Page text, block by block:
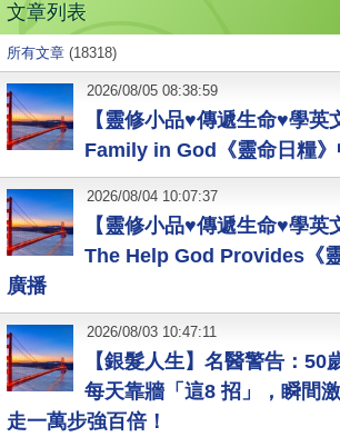
文章列表
所有文章 (18318)
【靈修小品♥傳遞生命♥學英
Family in God《靈命日糧
2026/08/05 08:38:59
【靈修小品♥傳遞生命♥學英
The Help God Provides《
廣播
2026/08/04 10:07:37
【銀髮人生】名醫警告：50
每天靠牆「這8 招」，瞬間
走一萬步強百倍！
2026/08/03 10:47:11